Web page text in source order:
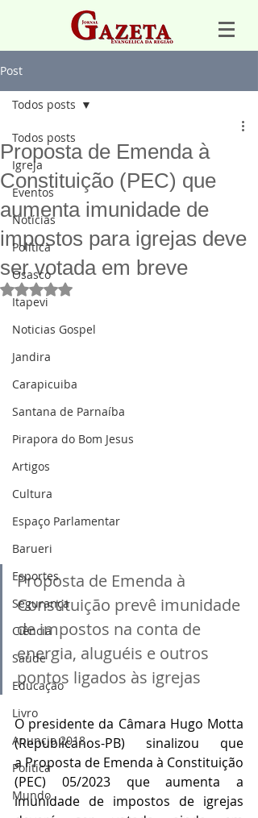
Post
Todos posts
Igreja
Eventos
Notícias
Política
Osasco
Itapevi
Noticias Gospel
Jandira
Carapicuiba
Santana de Parnaíba
Pirapora do Bom Jesus
Artigos
Cultura
Espaço Parlamentar
Barueri
Esportes
Segurança
Ciência
Saúde
Educação
Livro
Anuncio 2018
Politica
Mundo
Todos posts
Proposta de Emenda à
Constituição (PEC) que
aumenta imunidade de
impostos para igrejas deve
ser votada em breve
Avaliado com NaN de 5 estrelas.
Proposta de Emenda à
Constituição prevê imunidade
de impostos na conta de
energia, aluguéis e outros
pontos ligados às igrejas
O presidente da Câmara Hugo Motta
(Republicanos-PB) sinalizou que
a Proposta de Emenda à Constituição
(PEC) 05/2023 que aumenta a
imunidade de impostos de igrejas